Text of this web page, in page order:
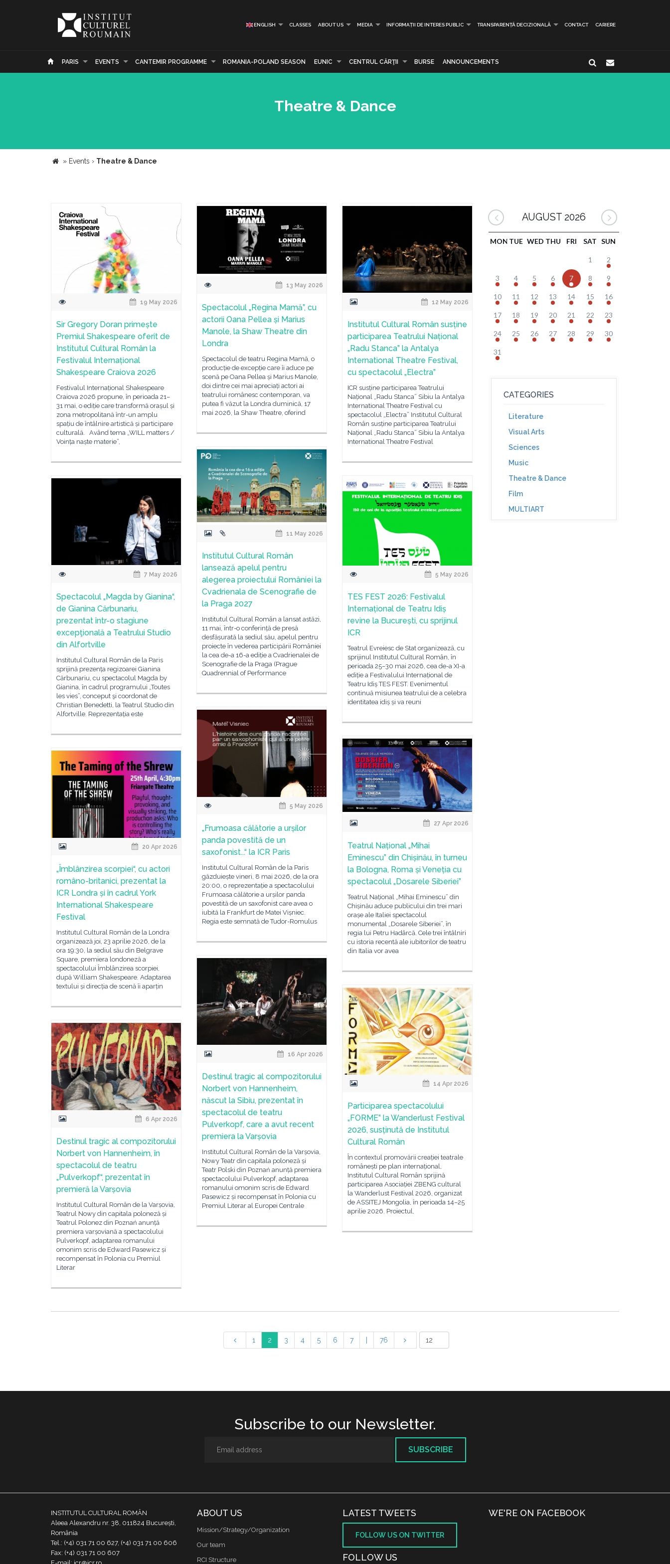
ENGLISH CLASSES ABOUT US MEDIA INFORMAȚII DE INTERES PUBLIC TRANSPARENȚĂ DECIZIONALĂ CONTACT CARIERE
PARIS EVENTS CANTEMIR PROGRAMME ROMANIA-POLAND SEASON EUNIC CENTRUL CĂRŢII BURSE ANNOUNCEMENTS
Theatre & Dance
» Events › Theatre & Dance
19 May 2026
Sir Gregory Doran primește
Premiul Shakespeare oferit de
Institutul Cultural Român la
Festivalul Internațional
Shakespeare Craiova 2026
Festivalul Internațional Shakespeare
Craiova 2026 propune, în perioada 21–
31 mai, o ediție care transformă orașul și
zona metropolitană într-un amplu
spațiu de întâlnire artistică și participare
culturală. Având tema „WILL matters /
Voința naște materie”,
13 May 2026
Spectacolul „Regina Mamă”, cu
actorii Oana Pellea și Marius
Manole, la Shaw Theatre din
Londra
Spectacolul de teatru Regina Mamă, o
producție de excepție care îi aduce pe
scenă pe Oana Pellea și Marius Manole,
doi dintre cei mai apreciați actori ai
teatrului românesc contemporan, va
putea fi văzut la Londra duminică, 17
mai 2026, la Shaw Theatre, oferind
12 May 2026
Institutul Cultural Român susține
participarea Teatrului Național
„Radu Stanca” la Antalya
International Theatre Festival,
cu spectacolul „Electra”
ICR susține participarea Teatrului
Național „Radu Stanca” Sibiu la Antalya
International Theatre Festival cu
spectacolul „Electra” Institutul Cultural
Român susține participarea Teatrului
Național „Radu Stanca” Sibiu la Antalya
International Theatre Festival
11 May 2026
Institutul Cultural Român
lansează apelul pentru
alegerea proiectului României la
Cvadrienala de Scenografie de
la Praga 2027
Institutul Cultural Român a lansat astăzi,
11 mai, într-o conferință de presă
desfășurată la sediul său, apelul pentru
proiecte în vederea participării României
la cea de-a 16-a ediție a Cvadrienalei de
Scenografie de la Praga (Prague
Quadrennial of Performance
7 May 2026
Spectacolul „Magda by Gianina“,
de Gianina Cărbunariu,
prezentat într-o stagiune
excepţională a Teatrului Studio
din Alfortville
Institutul Cultural Român de la Paris
sprijină prezența regizoarei Gianina
Cărbunariu, cu spectacolul Magda by
Gianina, în cadrul programului „Toutes
les vies”, conceput şi coordonat de
Christian Benedetti, la Teatrul Studio din
Alfortville. Reprezentația este
5 May 2026
TES FEST 2026: Festivalul
Internațional de Teatru Idiș
revine la București, cu sprijinul
ICR
Teatrul Evreiesc de Stat organizează, cu
sprijinul Institutul Cultural Român, în
perioada 25–30 mai 2026, cea de-a XI-a
ediție a Festivalului Internațional de
Teatru Idiș TES FEST. Evenimentul
continuă misiunea teatrului de a celebra
identitatea idiș și va reuni
5 May 2026
„Frumoasa călătorie a urșilor
panda povestită de un
saxofonist...“ la ICR Paris
Institutul Cultural Român de la Paris
găzduiește vineri, 8 mai 2026, de la ora
20:00, o reprezentație a spectacolului
Frumoasa călătorie a urșilor panda
povestită de un saxofonist care avea o
iubită la Frankfurt de Matei Vișniec.
Regia este semnată de Tudor-Romulus
27 Apr 2026
Teatrul Național „Mihai
Eminescu” din Chișinău, în turneu
la Bologna, Roma și Veneția cu
spectacolul „Dosarele Siberiei”
Teatrul Național „Mihai Eminescu” din
Chișinău aduce publicului din trei mari
orașe ale Italiei spectacolul
monumental „Dosarele Siberiei”, în
regia lui Petru Hadârcă. Cele trei întâlniri
cu istoria recentă ale iubitorilor de teatru
din Italia vor avea
20 Apr 2026
„Îmblânzirea scorpiei“, cu actori
româno-britanici, prezentat la
ICR Londra și în cadrul York
International Shakespeare
Festival
Institutul Cultural Român de la Londra
organizează joi, 23 aprilie 2026, de la
ora 19:30, la sediul său din Belgrave
Square, premiera londoneză a
spectacolului Îmblânzirea scorpiei,
după William Shakespeare. Adaptarea
textului și direcția de scenă îi aparțin
16 Apr 2026
Destinul tragic al compozitorului
Norbert von Hannenheim,
născut la Sibiu, prezentat în
spectacolul de teatru
Pulverkopf, care a avut recent
premiera la Varșovia
Institutul Cultural Român de la Varșovia,
Nowy Teatr din capitala poloneză și
Teatr Polski din Poznań anunță premiera
spectacolului Pulverkopf, adaptarea
romanului omonim scris de Edward
Pasewicz și recompensat în Polonia cu
Premiul Literar al Europei Centrale
14 Apr 2026
Participarea spectacolului
„FORME” la Wanderlust Festival
2026, susținută de Institutul
Cultural Român
În contextul promovării creației teatrale
românești pe plan internațional,
Institutul Cultural Român sprijină
participarea Asociației ZBENG cultural
la Wanderlust Festival 2026, organizat
de ASSITEJ Mongolia, în perioada 14–25
aprilie 2026. Proiectul,
6 Apr 2026
Destinul tragic al compozitorului
Norbert von Hannenheim, în
spectacolul de teatru
„Pulverkopf“, prezentat în
premieră la Varșovia
Institutul Cultural Român de la Varșovia,
Teatrul Nowy din capitala poloneză și
Teatrul Polonez din Poznań anunță
premiera varșoviană a spectacolului
Pulverkopf, adaptarea romanului
omonim scris de Edward Pasewicz și
recompensat în Polonia cu Premiul
Literar
AUGUST 2026
MON TUE WED THU FRI SAT SUN
1 2
3 4 5 6 7 8 9
10 11 12 13 14 15 16
17 18 19 20 21 22 23
24 25 26 27 28 29 30
31
CATEGORIES
Literature
Visual Arts
Sciences
Music
Theatre & Dance
Film
MULTIART
1 2 3 4 5 6 7 76
Subscribe to our Newsletter.
SUBSCRIBE
INSTITUTUL CULTURAL ROMÂN
Aleea Alexandru nr. 38, 011824 București,
România
Tel.: (+4) 031 71 00 627, (+4) 031 71 00 606
Fax: (+4) 031 71 00 607
ABOUT US
Mission/Strategy/Organization
Our team
RCI Structure
LATEST TWEETS
FOLLOW US ON TWITTER
FOLLOW US
WE'RE ON FACEBOOK